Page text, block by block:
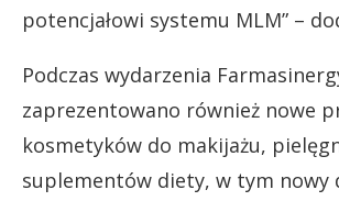
potencjałowi systemu MLM” –
Podczas wydarzenia
zaprezentowano również nowe
kosmetyków do makijażu,
suplementów diety, w tym nowy